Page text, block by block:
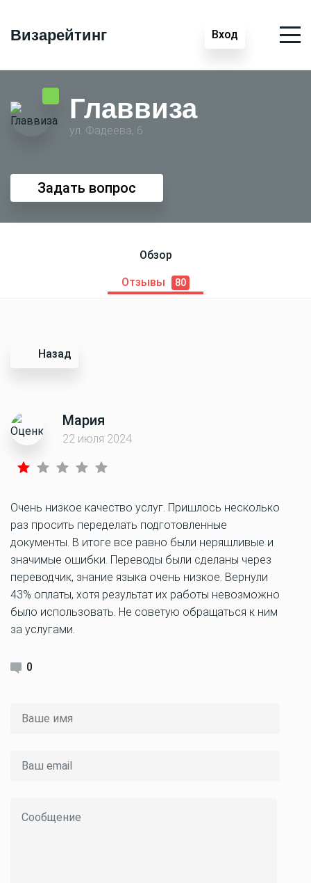
Визарейтинг Вход
Главвиза
ул. Фадеева, 6
Задать вопрос
Обзор
Отзывы 80
Назад
Мария
22 июля 2024
Очень низкое качество услуг. Пришлось несколько
раз просить переделать подготовленные
документы. В итоге все равно были неряшливые и
значимые ошибки. Переводы были сделаны через
переводчик, знание языка очень низкое. Вернули
43% оплаты, хотя результат их работы невозможно
было использовать. Не советую обращаться к ним
за услугами.
0